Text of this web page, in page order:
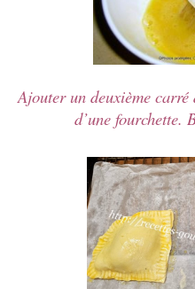
Ajouter un deuxième carré
d’une fourchette.